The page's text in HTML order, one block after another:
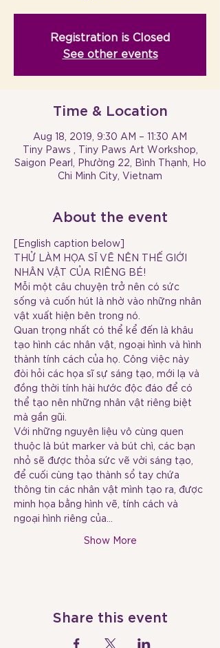
Registration is Closed
See other events
Time & Location
Aug 18, 2019, 9:30 AM – 11:30 AM
Tiny Paws , Tiny Paws Art Workshop,
Saigon Pearl, Phường 22, Bình Thạnh, Ho
Chi Minh City, Vietnam
About the event
THỬ LÀM HỌA SĨ VẼ NÊN THẾ GIỚI
Mỗi một câu chuyện trở nên có sức
sống và cuốn hút là nhờ vào những nhân
Quan trọng nhất có thể kể đến là khâu
tạo hình các nhân vật, ngoại hình và hình
thành tính cách của họ. Công việc này
đòi hỏi các họa sĩ sự sáng tạo, mới lạ và
đồng thời tính hài hước độc đáo để có
thể tạo nên những nhân vật riêng biệt
Với những nguyên liệu vô cùng quen
thuộc là bút marker và bút chì, các bạn
nhỏ sẽ được thỏa sức vẽ vời sáng tạo,
để cuối cùng tạo thành sổ tay chứa
thông tin các nhân vật mình tạo ra, được
minh họa bằng hình vẽ, tính cách và
ngoại hình riêng của…
Show More
Share this event